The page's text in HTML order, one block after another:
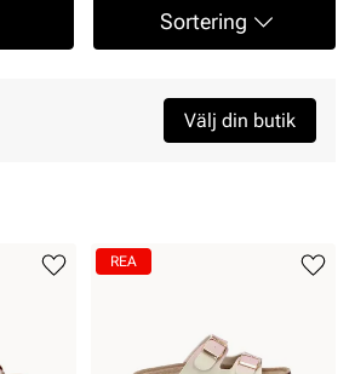
Sortering
Välj din butik
REA